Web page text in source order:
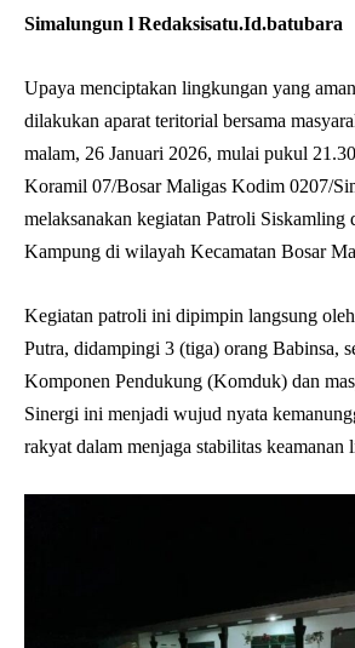
Simalungun l Redaksisatu.Id.batubara
Upaya menciptakan lingkungan yang
dilakukan aparat teritorial bersama
malam, 26 Januari 2026, mulai pukul
Koramil 07/Bosar Maligas Kodim 0207/
melaksanakan kegiatan Patroli Siskamling
Kampung di wilayah Kecamatan Bosar
Kegiatan patroli ini dipimpin langsung
Putra, didampingi 3 (tiga) orang Babinsa,
Komponen Pendukung (Komduk) dan
Sinergi ini menjadi wujud nyata
rakyat dalam menjaga stabilitas keamanan